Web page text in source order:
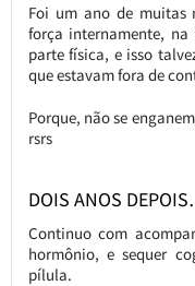
Foi um ano de muitas
força internamente,
parte física, e isso
que estavam fora de
Porque, não se
rsrs
DOIS ANOS
Continuo com
hormônio, e sequer
pílula.